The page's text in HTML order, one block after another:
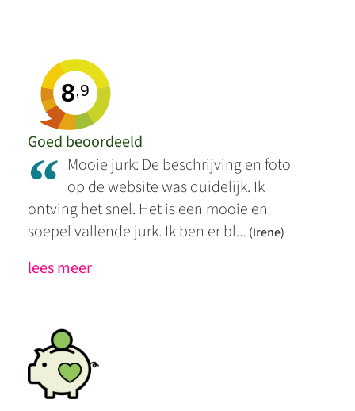
8,9
Goed beoordeeld
“ Mooie jurk: De beschrijving en foto
op de website was duidelijk. Ik
ontving het snel. Het is een mooie en
soepel vallende jurk. Ik ben er bl... (Irene)
lees meer